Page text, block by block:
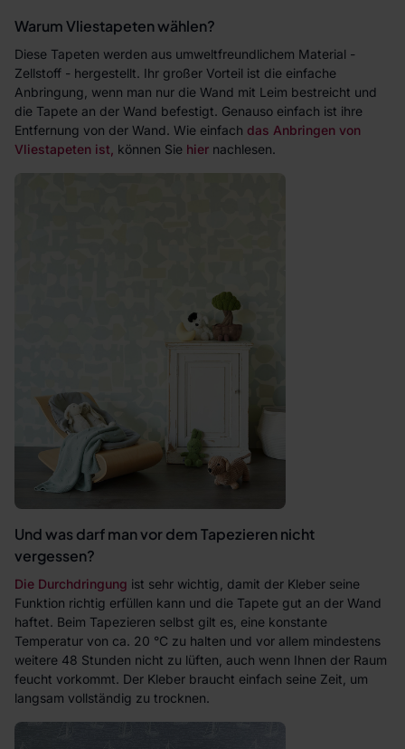
Warum Vliestapeten wählen?
Diese Tapeten werden aus umweltfreundlichem Material -
Zellstoff - hergestellt. Ihr großer Vorteil ist die einfache
Anbringung, wenn man nur die Wand mit Leim bestreicht und
die Tapete an der Wand befestigt. Genauso einfach ist ihre
Entfernung von der Wand. Wie einfach das Anbringen von
Vliestapeten ist, können Sie hier nachlesen.
Und was darf man vor dem Tapezieren nicht
vergessen?
Die Durchdringung ist sehr wichtig, damit der Kleber seine
Funktion richtig erfüllen kann und die Tapete gut an der Wand
haftet. Beim Tapezieren selbst gilt es, eine konstante
Temperatur von ca. 20 °C zu halten und vor allem mindestens
weitere 48 Stunden nicht zu lüften, auch wenn Ihnen der Raum
feucht vorkommt. Der Kleber braucht einfach seine Zeit, um
langsam vollständig zu trocknen.